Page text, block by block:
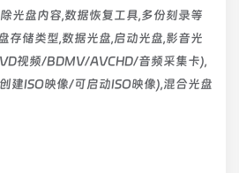
光盘内容,数据恢复工具,多份刻录等
存储类型,数据光盘,启动光盘,影音光
视频/BDMV/AVCHD/音频采集卡),
建ISO映像/可启动ISO映像),混合光盘